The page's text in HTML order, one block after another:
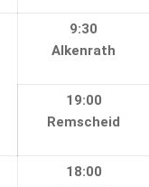
9:30
Alkenrath
19:00
Remscheid
18:00